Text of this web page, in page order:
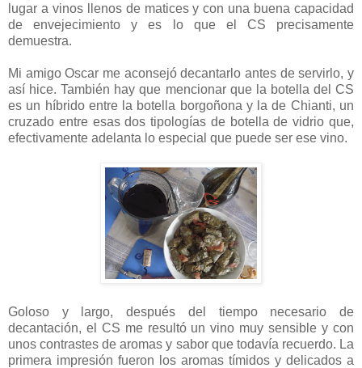
lugar a vinos llenos de matices y con una buena capacidad
de envejecimiento y es lo que el CS precisamente
demuestra.
Mi amigo Oscar me aconsejó decantarlo antes de servirlo, y
así hice. También hay que mencionar que la botella del CS
es un híbrido entre la botella borgoñona y la de Chianti, un
cruzado entre esas dos tipologías de botella de vidrio que,
efectivamente adelanta lo especial que puede ser ese vino.
Goloso y largo, después del tiempo necesario de
decantación, el CS me resultó un vino muy sensible y con
unos contrastes de aromas y sabor que todavía recuerdo. La
primera impresión fueron los aromas tímidos y delicados a